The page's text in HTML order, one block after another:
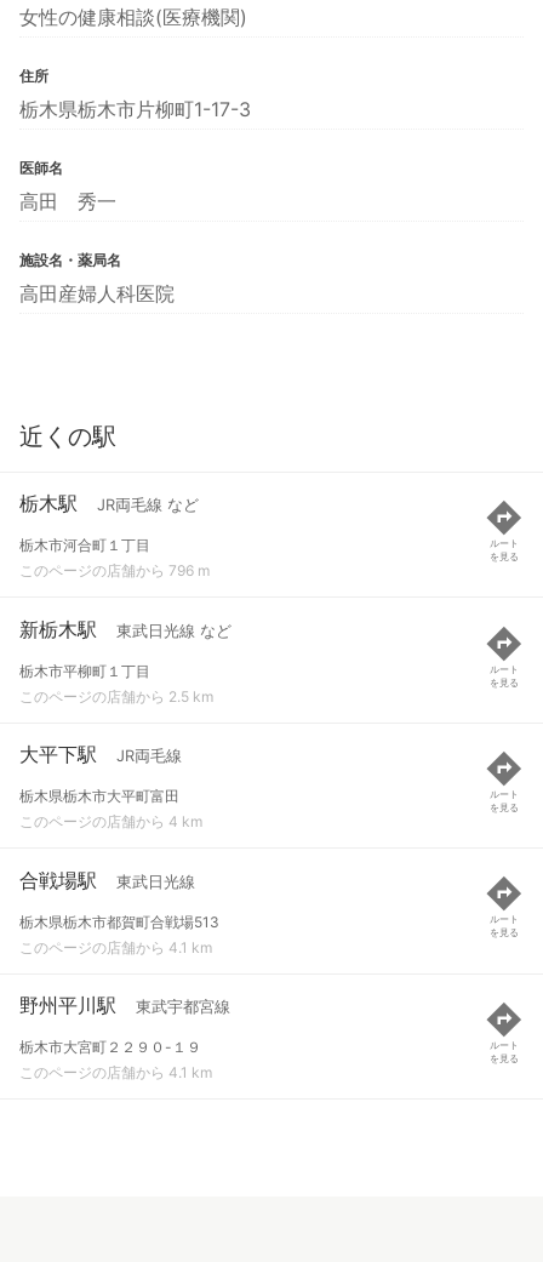
女性の健康相談(医療機関)
住所
栃木県栃木市片柳町1-17-3
医師名
高田 秀一
施設名・薬局名
高田産婦人科医院
近くの駅
栃木駅 JR両毛線 など
栃木市河合町１丁目
このページの店舗から 796 m
ルート
を見る
新栃木駅 東武日光線 など
栃木市平柳町１丁目
このページの店舗から 2.5 km
ルート
を見る
大平下駅 JR両毛線
栃木県栃木市大平町富田
このページの店舗から 4 km
ルート
を見る
合戦場駅 東武日光線
栃木県栃木市都賀町合戦場513
このページの店舗から 4.1 km
ルート
を見る
野州平川駅 東武宇都宮線
栃木市大宮町２２９０-１９
このページの店舗から 4.1 km
ルート
を見る